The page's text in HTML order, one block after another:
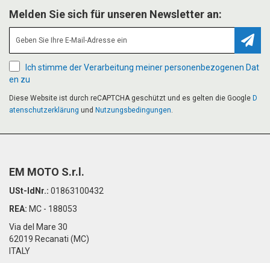
Melden Sie sich für unseren Newsletter an:
Ich stimme der Verarbeitung meiner personenbezogenen Dat
en zu
Diese Website ist durch reCAPTCHA geschützt und es gelten die Google D
atenschutzerklärung und Nutzungsbedingungen.
EM MOTO S.r.l.
USt-IdNr.: 01863100432
REA: MC - 188053
Via del Mare 30
62019 Recanati (MC)
ITALY